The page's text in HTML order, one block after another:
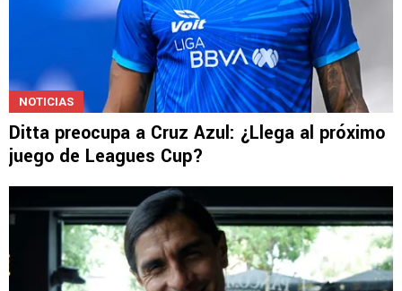
NOTICIAS
Ditta preocupa a Cruz Azul: ¿Llega al próximo
juego de Leagues Cup?